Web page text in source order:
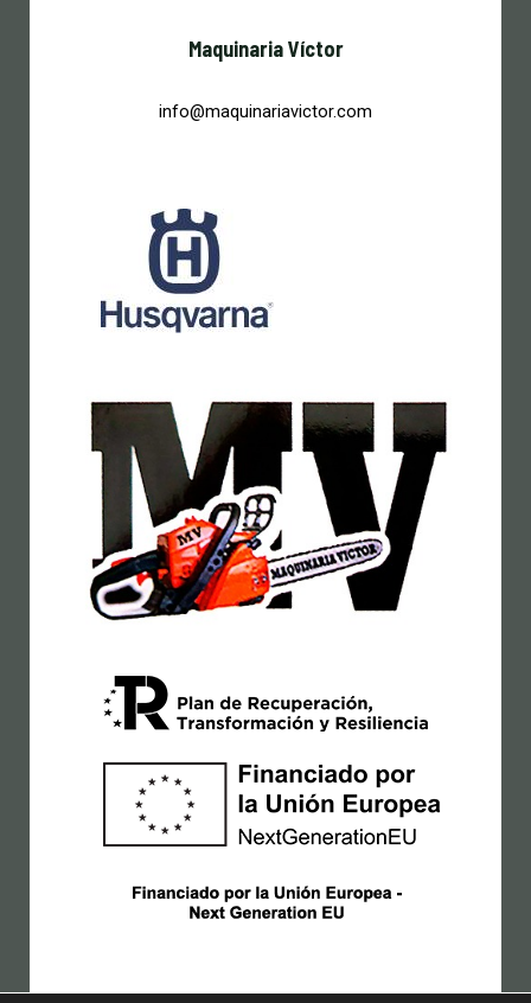
Maquinaria Víctor
info@maquinariavictor.com